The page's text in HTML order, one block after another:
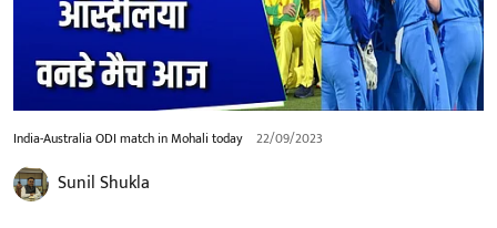
India-Australia ODI match in Mohali today 22/09/2023
Sunil Shukla